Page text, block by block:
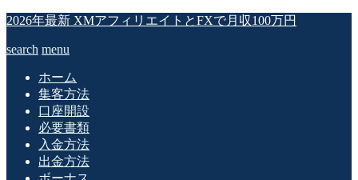
2026年最新 XMアフィリエイトとFXで月収100万円
search menu
ホーム
集客方法
口座開設
必要書類
入金方法
出金方法